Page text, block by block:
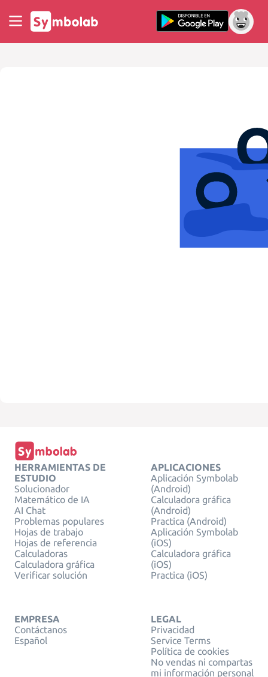
HERRAMIENTAS DE
ESTUDIO
Solucionador
Matemático de IA
AI Chat
Problemas populares
Hojas de trabajo
Hojas de referencia
Calculadoras
Calculadora gráfica
Verificar solución
APLICACIONES
Aplicación Symbolab
(Android)
Calculadora gráfica
(Android)
Practica (Android)
Aplicación Symbolab
(iOS)
Calculadora gráfica
(iOS)
Practica (iOS)
EMPRESA
Contáctanos
Español
LEGAL
Privacidad
Service Terms
Política de cookies
No vendas ni compartas
mi información personal